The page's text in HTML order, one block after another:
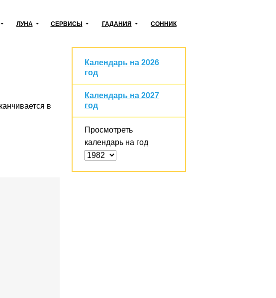
ЛУНА СЕРВИСЫ ГАДАНИЯ СОННИК
в
Календарь на 2026
год
Календарь на 2027
год
Просмотреть
календарь на год